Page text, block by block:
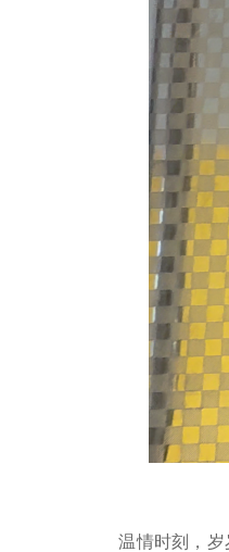
温情时刻，